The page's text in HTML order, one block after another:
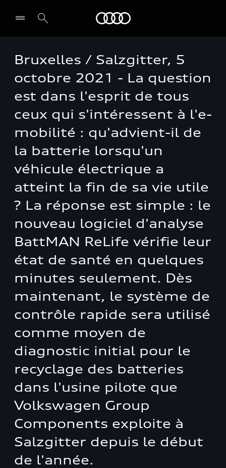
Bruxelles / Salzgitter, 5
octobre 2021 - La question
est dans l'esprit de tous
ceux qui s'intéressent à l'e-
mobilité : qu'advient-il de
la batterie lorsqu'un
véhicule électrique a
atteint la fin de sa vie utile
? La réponse est simple : le
nouveau logiciel d'analyse
BattMAN ReLife vérifie leur
état de santé en quelques
minutes seulement. Dès
maintenant, le système de
contrôle rapide sera utilisé
comme moyen de
diagnostic initial pour le
recyclage des batteries
dans l'usine pilote que
Volkswagen Group
Components exploite à
Salzgitter depuis le début
de l'année.